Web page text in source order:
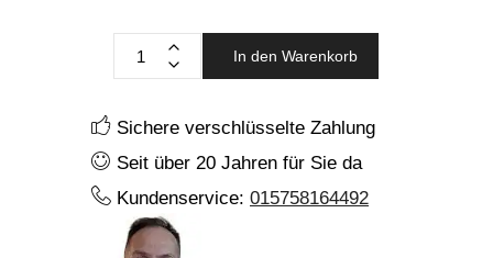
In den Warenkorb
Sichere verschlüsselte Zahlung
Seit über 20 Jahren für Sie da
Kundenservice: 015758164492